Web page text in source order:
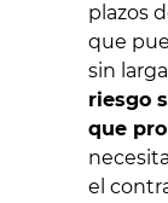
plazos
que
sin
riesgo
que
el